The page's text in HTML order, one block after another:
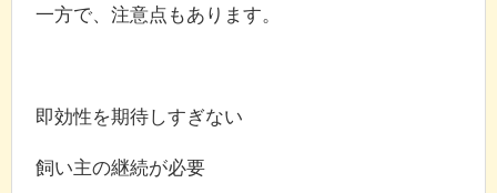
一方で、注意点もあります。
即効性を期待しすぎない
飼い主の継続が必要